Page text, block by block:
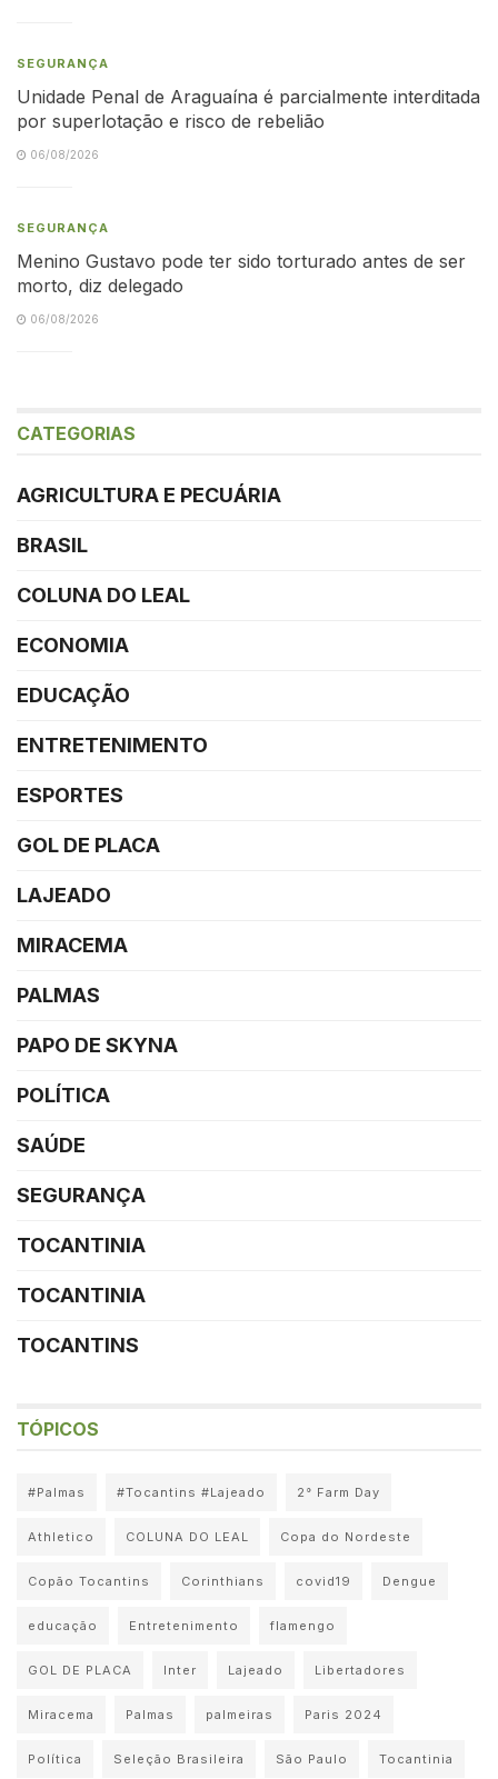
SEGURANÇA
Unidade Penal de Araguaína é parcialmente interditada
por superlotação e risco de rebelião
06/08/2026
SEGURANÇA
Menino Gustavo pode ter sido torturado antes de ser
morto, diz delegado
06/08/2026
CATEGORIAS
AGRICULTURA E PECUÁRIA
BRASIL
COLUNA DO LEAL
ECONOMIA
EDUCAÇÃO
ENTRETENIMENTO
ESPORTES
GOL DE PLACA
LAJEADO
MIRACEMA
PALMAS
PAPO DE SKYNA
POLÍTICA
SAÚDE
SEGURANÇA
TOCANTINIA
TOCANTINIA
TOCANTINS
TÓPICOS
#Palmas #Tocantins #Lajeado 2° Farm Day
Athletico COLUNA DO LEAL Copa do Nordeste
Copão Tocantins Corinthians covid19 Dengue
educação Entretenimento flamengo
GOL DE PLACA Inter Lajeado Libertadores
Miracema Palmas palmeiras Paris 2024
Política Seleção Brasileira São Paulo Tocantinia